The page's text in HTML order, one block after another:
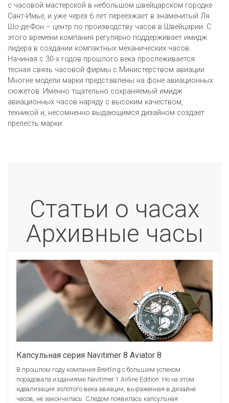
с часовой мастерской в небольшом швейцарском городке
Сант-Имье, и уже через 6 лет переезжает в знаменитый Ля
Шо-де-Фон – центр по производству часов в Швейцарии. С
этого времени компания регулярно поддерживает имидж
лидера в создании компактных механических часов.
Начиная с 30-х годов прошлого века прослеживается
тесная связь часовой фирмы с Министерством авиации.
Многие модели марки представлены на фоне авиационных
сюжетов. Именно тщательно сохраняемый имидж
авиационных часов наряду с высоким качеством,
техникой и, несомненно выдающимся дизайном создает
прелесть марки.
Статьи о часах
Архивные часы
Капсульная серия Navitimer 8 Aviator 8
В прошлом году компания Breitling с большим успехом
порадовала изданиями Navitimer 1 Airline Edition. Но на этом
идеализация золотого века авиации, выраженная в дизайне
часов, не закончилась. Следом появилась капсульная